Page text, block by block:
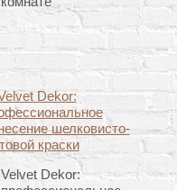
Velvet Dekor: